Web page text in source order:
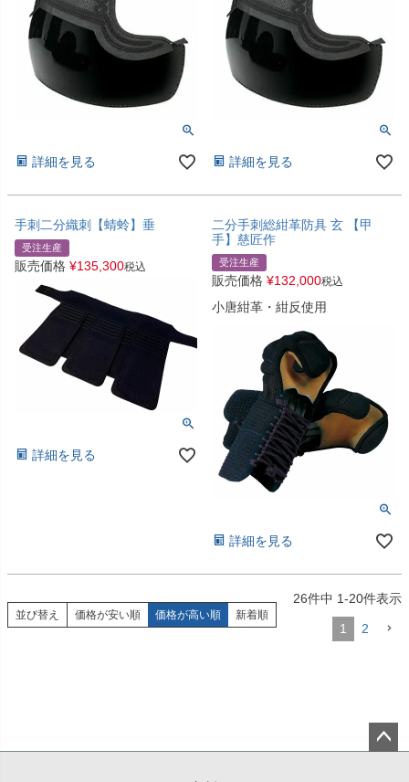
詳細を見る 詳細を見る
手刺二分織刺【蜻蛉】垂
受注生産
販売価格 ¥135,300税込
詳細を見る
二分手刺総紺革防具 玄 【甲
手】慈匠作
受注生産
販売価格 ¥132,000税込
小唐紺革・紺反使用
詳細を見る
並び替え 価格が安い順 価格が高い順 新着順
26件中 1-20件表示
1 2